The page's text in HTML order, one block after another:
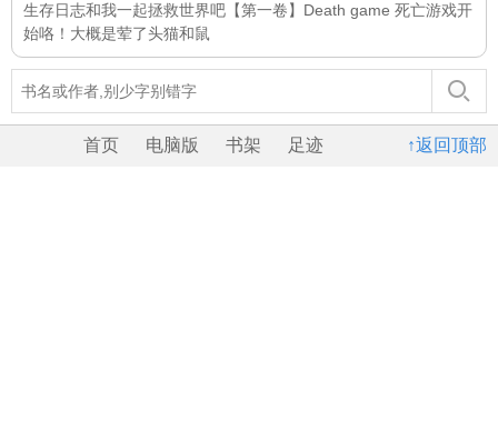
生存日志和我一起拯救世界吧【第一卷】 Death game 死亡游戏开
始咯！ 大概是荤了头猫和鼠
↑返回顶部
首页 电脑版 书架 足迹